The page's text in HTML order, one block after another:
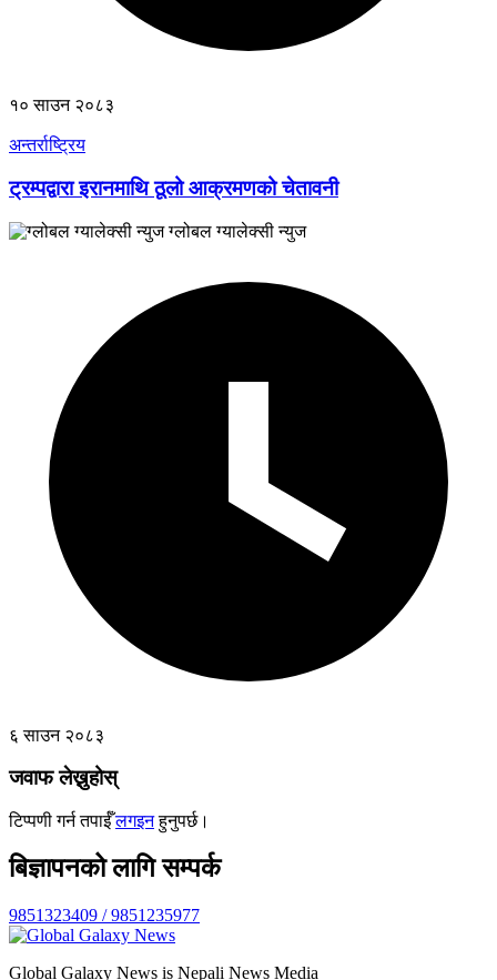
१० साउन २०८३
अन्तर्राष्ट्रिय
ट्रम्पद्वारा इरानमाथि ठूलो आक्रमणको चेतावनी
ग्लोबल ग्यालेक्सी न्युज
६ साउन २०८३
जवाफ लेख्नुहोस्
टिप्पणी गर्न तपाईँलगइनहुनुपर्छ।
बिज्ञापनको लागि सम्पर्क
9851323409 / 9851235977
Global Galaxy News is Nepali News Media